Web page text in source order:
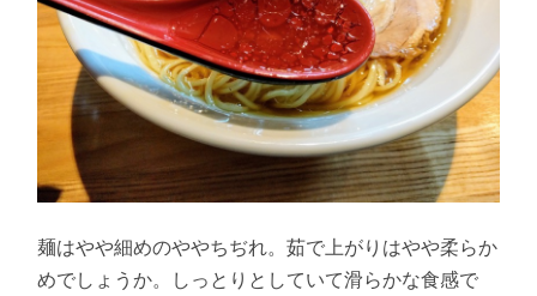
麺はやや細めのややちぢれ。茹で上がりはやや柔らか
めでしょうか。しっとりとしていて滑らかな食感で